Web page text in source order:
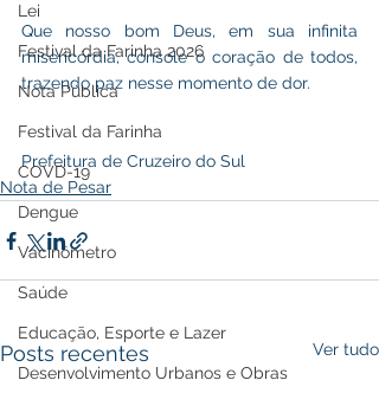
Lei
Festival da Farinha 2026
Nota Pública
Festival da Farinha
COVD-19
Dengue
Vacinômetro
Saúde
Educação, Esporte e Lazer
Desenvolvimento Urbanos e Obras
Que nosso bom Deus, em sua infinita
misericórdia, console o coração de todos,
trazendo paz nesse momento de dor.
Prefeitura de Cruzeiro do Sul
Nota de Pesar
Posts recentes Ver tudo